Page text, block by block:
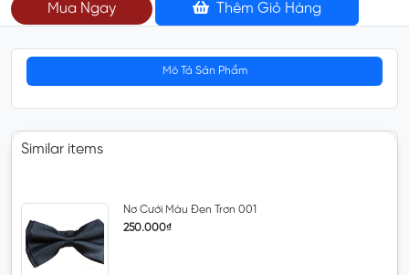
Mua Ngay Thêm Giỏ Hàng
Mô Tả Sản Phẩm
Similar items
Nơ Cưới Màu Đen Trơn 001
250.000₫